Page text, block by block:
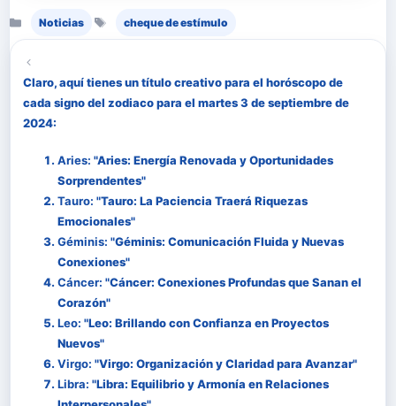
Noticias cheque de estímulo
Claro, aquí tienes un título creativo para el horóscopo de
cada signo del zodiaco para el martes 3 de septiembre de
2024:
Aries: "Aries: Energía Renovada y Oportunidades
Sorprendentes"
Tauro: "Tauro: La Paciencia Traerá Riquezas
Emocionales"
Géminis: "Géminis: Comunicación Fluida y Nuevas
Conexiones"
Cáncer: "Cáncer: Conexiones Profundas que Sanan el
Corazón"
Leo: "Leo: Brillando con Confianza en Proyectos
Nuevos"
Virgo: "Virgo: Organización y Claridad para Avanzar"
Libra: "Libra: Equilibrio y Armonía en Relaciones